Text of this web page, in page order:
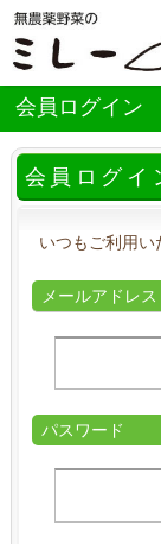
会員ログイン
会員ログイ
いつもご利用い
メールアドレス
パスワード